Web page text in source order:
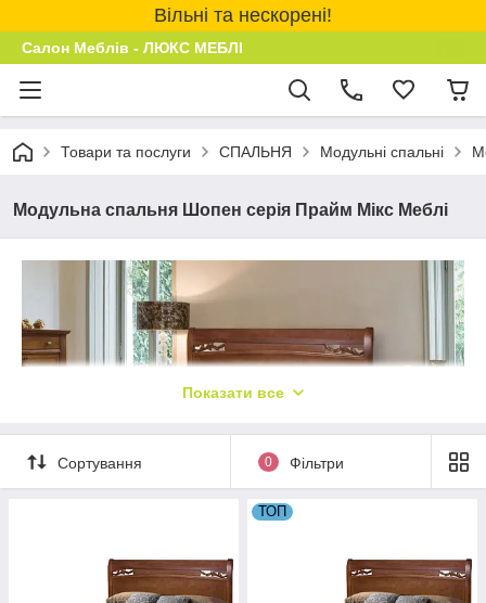
Вільні та нескорені!
Салон Меблів - ЛЮКС МЕБЛІ
Товари та послуги СПАЛЬНЯ Модульні спальні
Модульна спальня Шопен серія Прайм Мікс Меблі
Показати все
Сортування 0 Фільтри
ТОП